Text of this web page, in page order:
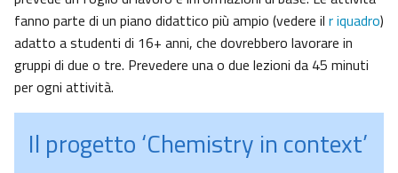
fanno parte di un piano didattico più ampio (vedere il r iquadro)
adatto a studenti di 16+ anni, che dovrebbero lavorare in
gruppi di due o tre. Prevedere una o due lezioni da 45 minuti
per ogni attività.
Il progetto ‘Chemistry in context’